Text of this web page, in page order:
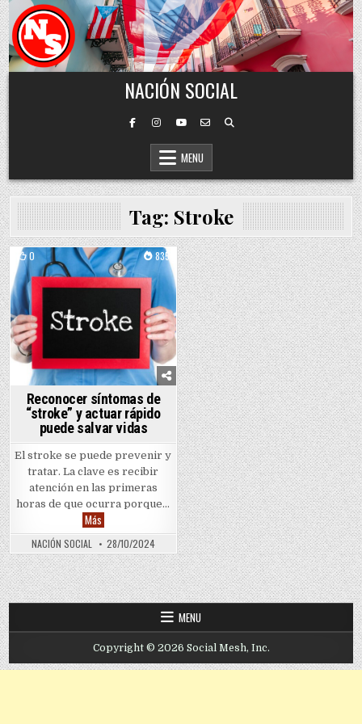
Skip to content
NACIÓN SOCIAL
MENU
Tag: Stroke
0 835
Posted in
Reconocer síntomas de
“stroke” y actuar rápido
puede salvar vidas
El stroke se puede prevenir y
tratar. La clave es recibir
atención en las primeras
horas de que ocurra porque…
MásReconocer síntomas de “stroke” y actuar rápido puede salvar
NACIÓN SOCIAL 28/10/2024
MENU
Copyright © 2026 Social Mesh, Inc.